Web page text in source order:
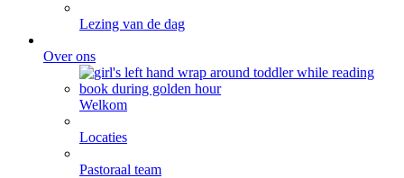
Lezing van de dag
Over ons
Welkom
Locaties
Pastoraal team